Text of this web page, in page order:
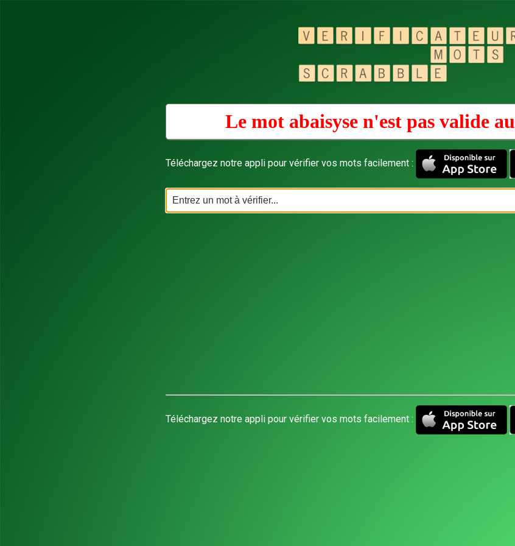
Le mot abaisyse n'est pas valide au
Téléchargez notre appli pour vérifier vos mots facilement :
Téléchargez notre appli pour vérifier vos mots facilement :